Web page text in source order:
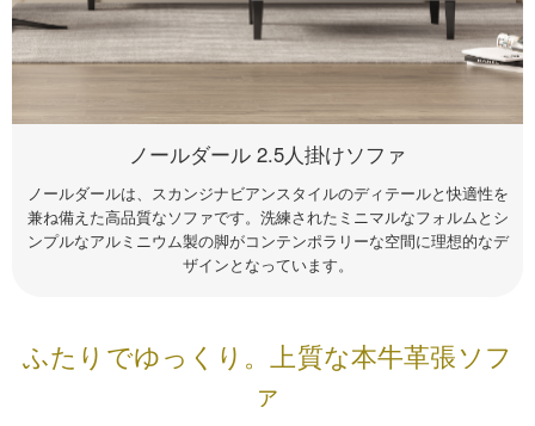
ノールダール 2.5人掛けソファ
ノールダールは、スカンジナビアンスタイルのディテールと快適性を
兼ね備えた高品質なソファです。洗練されたミニマルなフォルムとシ
ンプルなアルミニウム製の脚がコンテンポラリーな空間に理想的なデ
ザインとなっています。
ふたりでゆっくり。上質な本牛革張ソフ
ァ